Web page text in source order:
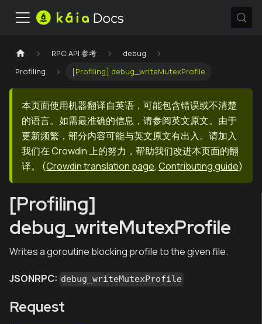
RPC API 参考
debug
Profiling
[Profiling] debug_writeMutexProfile
本页面使用机器翻译自英语，可能包含错误或不清楚
的语言。如需最准确的信息，请参阅英文原文。由于
更新频繁，部分内容可能与英文原文有出入。请加入
我们在 Crowdin 上的努力，帮助我们改进本页面的翻
译。
(Crowdin translation page, Contributing guide)
[Profiling]
debug_writeMutexProfile
Writes a goroutine blocking profile to the given file.
JSONRPC: debug_writeMutexProfile
Request